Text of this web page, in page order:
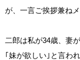
が、一言ご挨拶兼ね
二郎は私が34歳、妻
｢妹が欲しい｣と言わ